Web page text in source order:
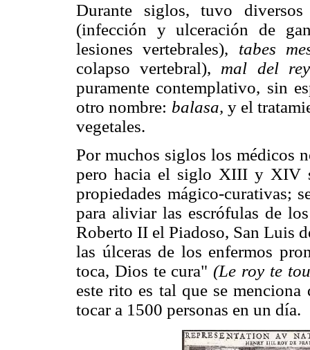
Durante siglos, tuvo
(infección y ulceración de
lesiones vertebrales), tabes
colapso vertebral), mal del rey
puramente contemplativo, sin
otro nombre: balasa, y el
vegetales.
Por muchos siglos los médicos
pero hacia el siglo XIII y XIV
propiedades mágico-curativas;
para aliviar las escrófulas de
Roberto II el Piadoso, San Luis
las úlceras de los enfermos
toca, Dios te cura"(Le roy te
este rito es tal que se
tocar a 1500 personas en un día.